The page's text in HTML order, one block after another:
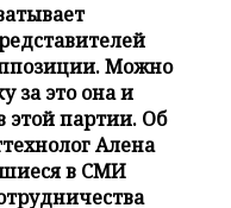
Можно
за это она и
этой партии. Об
Алена
в СМИ